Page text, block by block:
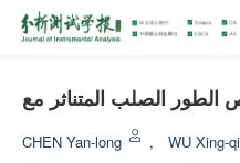
CHEN Yan-long , WU Xing-